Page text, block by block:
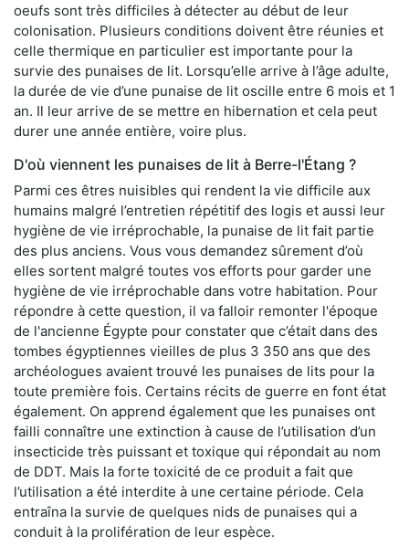
oeufs sont très difficiles à détecter au début de leur
colonisation. Plusieurs conditions doivent être réunies et
celle thermique en particulier est importante pour la
survie des punaises de lit. Lorsqu’elle arrive à l’âge adulte,
la durée de vie d’une punaise de lit oscille entre 6 mois et 1
an. Il leur arrive de se mettre en hibernation et cela peut
durer une année entière, voire plus.
D'où viennent les punaises de lit à Berre-l'Étang ?
Parmi ces êtres nuisibles qui rendent la vie difficile aux
humains malgré l’entretien répétitif des logis et aussi leur
hygiène de vie irréprochable, la punaise de lit fait partie
des plus anciens. Vous vous demandez sûrement d’où
elles sortent malgré toutes vos efforts pour garder une
hygiène de vie irréprochable dans votre habitation. Pour
répondre à cette question, il va falloir remonter l'époque
de l'ancienne Égypte pour constater que c’était dans des
tombes égyptiennes vieilles de plus 3 350 ans que des
archéologues avaient trouvé les punaises de lits pour la
toute première fois. Certains récits de guerre en font état
également. On apprend également que les punaises ont
failli connaître une extinction à cause de l’utilisation d’un
insecticide très puissant et toxique qui répondait au nom
de DDT. Mais la forte toxicité de ce produit a fait que
l’utilisation a été interdite à une certaine période. Cela
entraîna la survie de quelques nids de punaises qui a
conduit à la prolifération de leur espèce.